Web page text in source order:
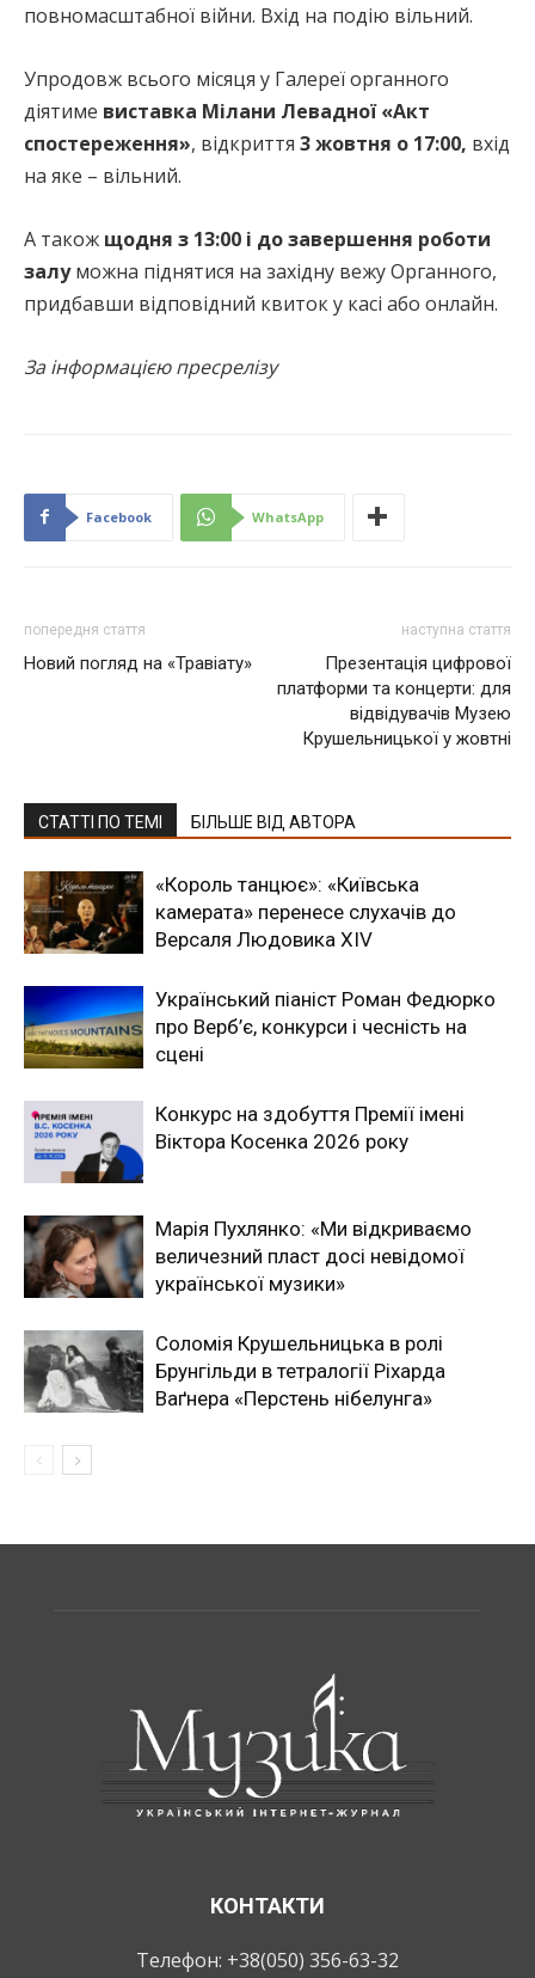
повномасштабної війни. Вхід на подію вільний.
Упродовж всього місяця у Галереї органного
діятиме виставка Мілани Левадної «Акт
спостереження», відкриття 3 жовтня о 17:00, вхід
на яке – вільний.
А також щодня з 13:00 і до завершення роботи
залуможна піднятися на західну вежу Органного,
придбавши відповідний квиток у касі або онлайн.
За інформацією пресрелізу
Facebook WhatsApp
попередня стаття
Новий погляд на «Травіату»
наступна стаття
Презентація цифрової
платформи та концерти: для
відвідувачів Музею
Крушельницької у жовтні
СТАТТІ ПО ТЕМІ БІЛЬШЕ ВІД АВТОРА
«Король танцює»: «Київська
камерата» перенесе слухачів до
Версаля Людовика XIV
Український піаніст Роман Федюрко
про Верб’є, конкурси і чесність на
сцені
Конкурс на здобуття Премії імені
Віктора Косенка 2026 року
Марія Пухлянко: «Ми відкриваємо
величезний пласт досі невідомої
української музики»
Соломія Крушельницька в ролі
Брунгільди в тетралогії Ріхарда
Ваґнера «Перстень нібелунга»
КОНТАКТИ
Телефон: +38(050) 356-63-32